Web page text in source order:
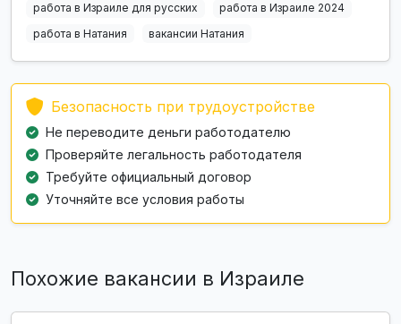
работа в Израиле для русских
работа в Израиле 2024
работа в Натания
вакансии Натания
Безопасность при трудоустройстве
Не переводите деньги работодателю
Проверяйте легальность работодателя
Требуйте официальный договор
Уточняйте все условия работы
Похожие вакансии в Израиле